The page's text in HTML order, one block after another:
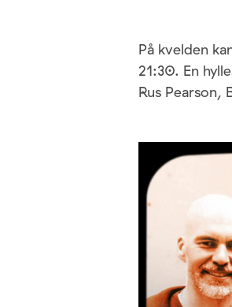
På kvelden
21:30. En
Rus Pearson,